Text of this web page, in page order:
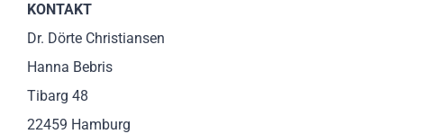
KONTAKT
Dr. Dörte Christiansen
Hanna Bebris
Tibarg 48
22459 Hamburg